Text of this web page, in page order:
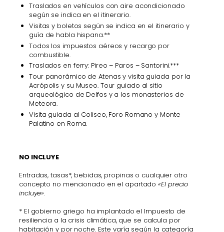
Traslados en vehículos con aire acondicionado
según se indica en el itinerario.
Visitas y boletos según se indica en el itinerario y
guía de habla hispana.**
Todos los impuestos aéreos y recargo por
combustible.
Traslados en ferry: Pireo – Paros – Santorini.***
Tour panorámico de Atenas y visita guiada por la
Acrópolis y su Museo. Tour guiado al sitio
arqueológico de Delfos y a los monasterios de
Meteora.
Visita guiada al Coliseo, Foro Romano y Monte
Palatino en Roma.
NO INCLUYE
Entradas, tasas*, bebidas, propinas o cualquier otro
concepto no mencionado en el apartado«El precio
incluye».
* El gobierno griego ha implantado el Impuesto de
resiliencia a la crisis climática, que se calcula por
habitación y por noche. Este varía según la categoría